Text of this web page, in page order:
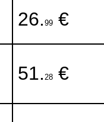
26. 99 €
51. 28 €